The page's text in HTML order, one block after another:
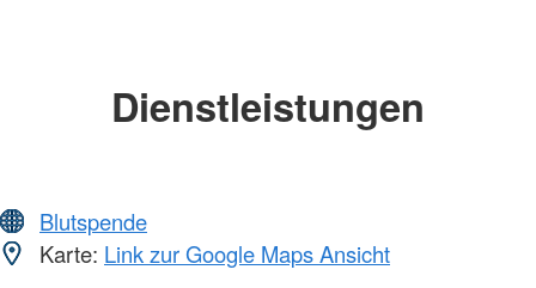
Dienstleistungen
Blutspende
Karte: Link zur Google Maps Ansicht